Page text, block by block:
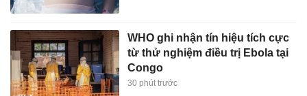
WHO ghi nhận tín hiệu tích cực
từ thử nghiệm điều trị Ebola tại
Congo
30 phút trước